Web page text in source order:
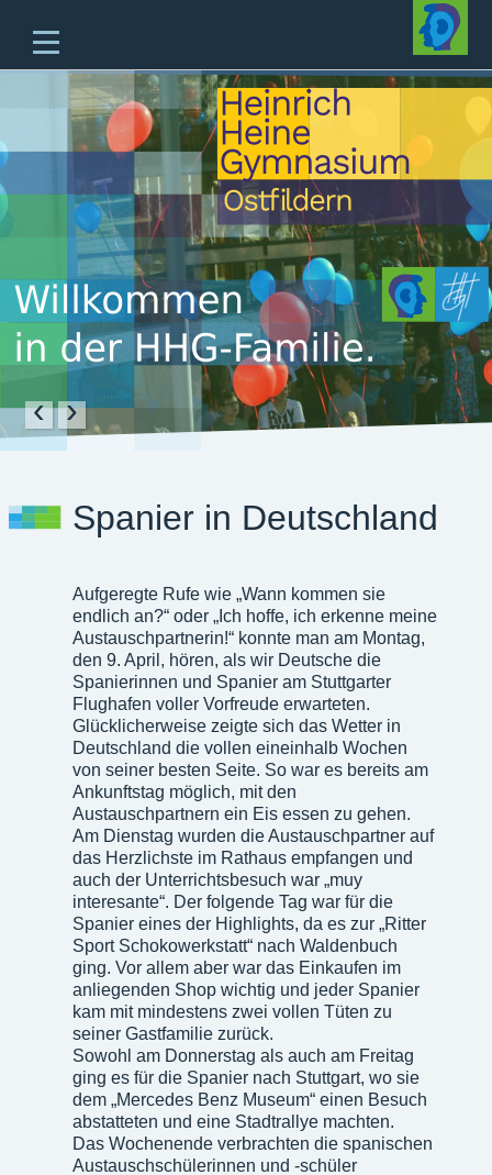
Unsere Schule
Unterricht & Angebote
Zukünftige Fünftklässler
offene Ganztagesschule
Beratung
Schulleben
Service
‹ ›
Spanier in Deutschland
Aufgeregte Rufe wie „Wann kommen sie
endlich an?“ oder „Ich hoffe, ich erkenne meine
Austauschpartnerin!“ konnte man am Montag,
den 9. April, hören, als wir Deutsche die
Spanierinnen und Spanier am Stuttgarter
Flughafen voller Vorfreude erwarteten.
Glücklicherweise zeigte sich das Wetter in
Deutschland die vollen eineinhalb Wochen
von seiner besten Seite. So war es bereits am
Ankunftstag möglich, mit den
Austauschpartnern ein Eis essen zu gehen.
Am Dienstag wurden die Austauschpartner auf
das Herzlichste im Rathaus empfangen und
auch der Unterrichtsbesuch war „muy
interesante“. Der folgende Tag war für die
Spanier eines der Highlights, da es zur „Ritter
Sport Schokowerkstatt“ nach Waldenbuch
ging. Vor allem aber war das Einkaufen im
anliegenden Shop wichtig und jeder Spanier
kam mit mindestens zwei vollen Tüten zu
seiner Gastfamilie zurück.
Sowohl am Donnerstag als auch am Freitag
ging es für die Spanier nach Stuttgart, wo sie
dem „Mercedes Benz Museum“ einen Besuch
abstatteten und eine Stadtrallye machten.
Das Wochenende verbrachten die spanischen
Austauschschülerinnen und -schüler